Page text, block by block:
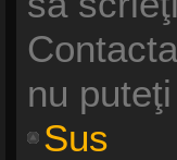
nu
Sus